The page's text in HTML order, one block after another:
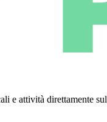
e attività direttamente